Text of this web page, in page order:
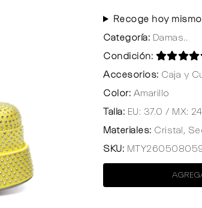
Recoge hoy
Categoría: Damas..
Condición:
Accesorios: Caja y
Color: Amarillo
Talla: EU: 37.0 / MX:
Materiales: Cristal,
SKU: